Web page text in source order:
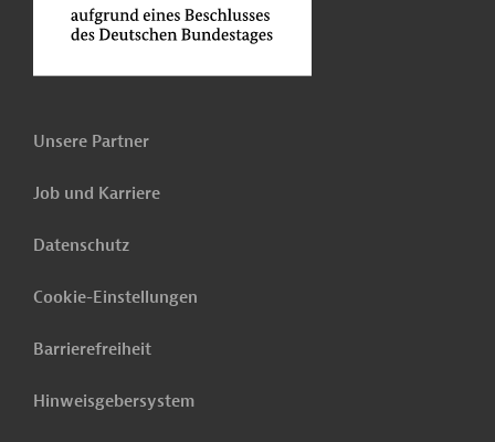
Unsere Partner
Job und Karriere
Datenschutz
Cookie-Einstellungen
Barrierefreiheit
Hinweisgebersystem